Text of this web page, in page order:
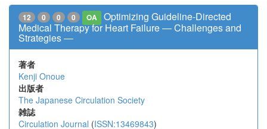
12 0 0 0 OA
Optimizing Guideline-Directed
Medical Therapy for Heart Failure ― Challenges and
Strategies ―
著者
Kenji Onoue
出版者
The Japanese Circulation Society
雑誌
Circulation Journal (ISSN:13469843)